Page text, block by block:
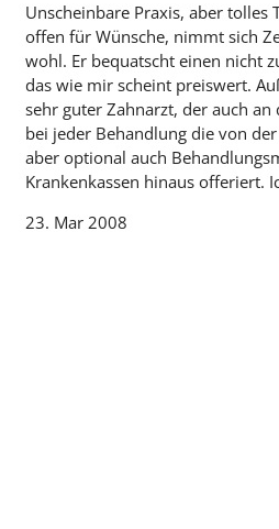
Unscheinbare Praxis, aber
offen für Wünsche, nimmt sich
wohl. Er bequatscht einen nicht
das wie mir scheint preiswert.
sehr guter Zahnarzt, der auch
bei jeder Behandlung die von
aber optional auch
Krankenkassen hinaus offeriert.
23. Mar 2008